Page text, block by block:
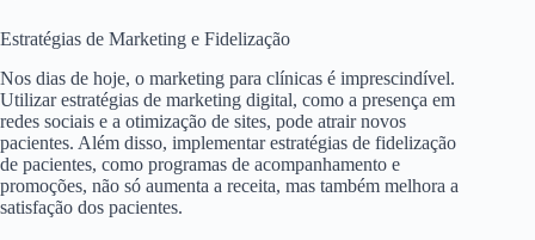
Estratégias de Marketing e Fidelização
Nos dias de hoje, o marketing para clínicas é imprescindível.
Utilizar estratégias de marketing digital, como a presença em
redes sociais e a otimização de sites, pode atrair novos
pacientes. Além disso, implementar estratégias de fidelização
de pacientes, como programas de acompanhamento e
promoções, não só aumenta a receita, mas também melhora a
satisfação dos pacientes.